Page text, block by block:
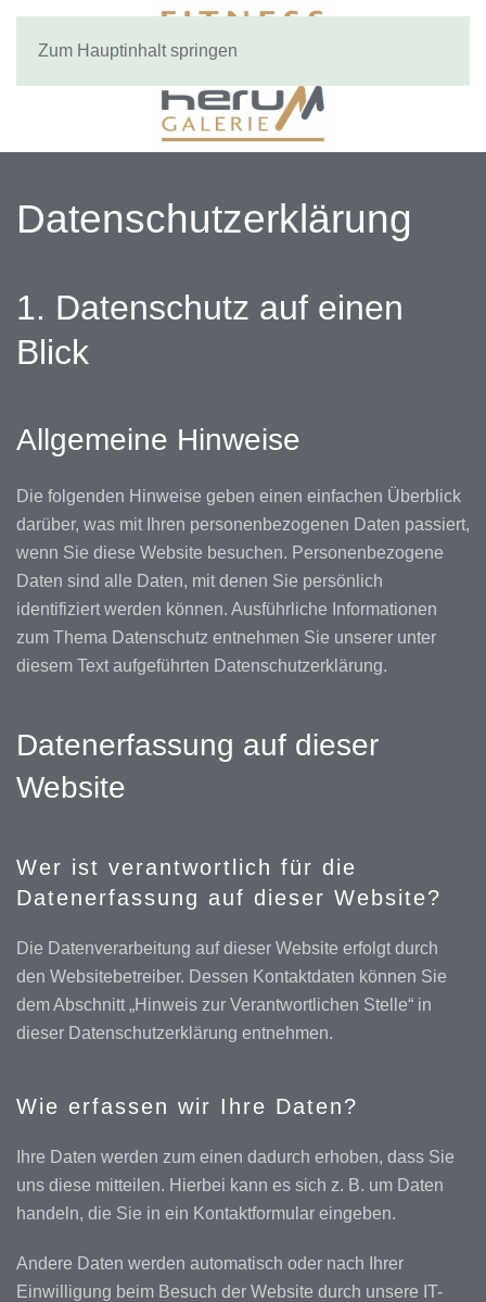
Zum Hauptinhalt springen
Datenschutz­erklärung
1. Datenschutz auf einen
Blick
Allgemeine Hinweise
Die folgenden Hinweise geben einen einfachen Überblick
darüber, was mit Ihren personenbezogenen Daten passiert,
wenn Sie diese Website besuchen. Personenbezogene
Daten sind alle Daten, mit denen Sie persönlich
identifiziert werden können. Ausführliche Informationen
zum Thema Datenschutz entnehmen Sie unserer unter
diesem Text aufgeführten Datenschutzerklärung.
Datenerfassung auf dieser
Website
Wer ist verantwortlich für die
Datenerfassung auf dieser Website?
Die Datenverarbeitung auf dieser Website erfolgt durch
den Websitebetreiber. Dessen Kontaktdaten können Sie
dem Abschnitt „Hinweis zur Verantwortlichen Stelle“ in
dieser Datenschutzerklärung entnehmen.
Wie erfassen wir Ihre Daten?
Ihre Daten werden zum einen dadurch erhoben, dass Sie
uns diese mitteilen. Hierbei kann es sich z. B. um Daten
handeln, die Sie in ein Kontaktformular eingeben.
Andere Daten werden automatisch oder nach Ihrer
Einwilligung beim Besuch der Website durch unsere IT-